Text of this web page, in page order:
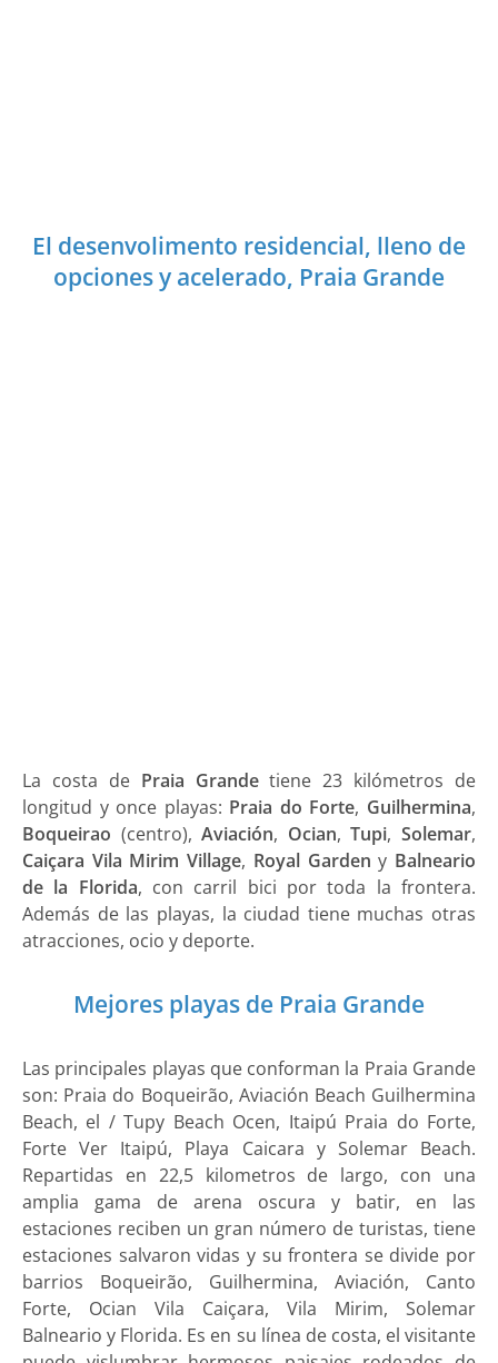
El desenvolimento residencial, lleno de
opciones y acelerado, Praia Grande
La costa de Praia Grandetiene 23 kilómetros de
longitud y once playas: Praia do Forte, Guilhermina,
Boqueirao (centro),Aviación, Ocian,Tupi, Solemar,
Caiçara Vila Mirim Village, Royal Garden y Balneario
de la Florida, con carril bici por toda la frontera.
Además de las playas, la ciudad tiene muchas otras
atracciones, ocio y deporte.
Mejores playas de Praia Grande
Las principales playas que conforman la Praia Grande
son: Praia do Boqueirão, Aviación Beach Guilhermina
Beach, el / Tupy Beach Ocen, Itaipú Praia do Forte,
Forte Ver Itaipú, Playa Caicara y Solemar Beach.
Repartidas en 22,5 kilometros de largo, con una
amplia gama de arena oscura y batir, en las
estaciones reciben un gran número de turistas, tiene
estaciones salvaron vidas y su frontera se divide por
barrios Boqueirão, Guilhermina, Aviación, Canto
Forte, Ocian Vila Caiçara, Vila Mirim, Solemar
Balneario y Florida. Es en su línea de costa, el visitante